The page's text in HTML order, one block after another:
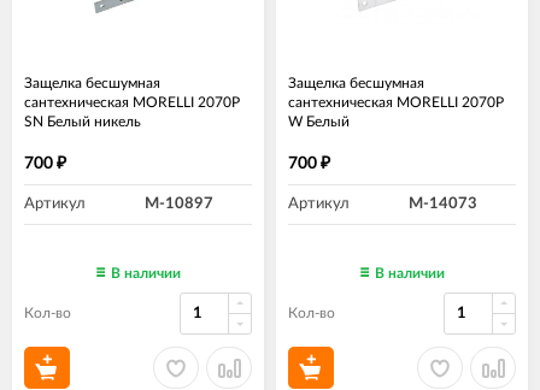
Защелка бесшумная
сантехническая MORELLI 2070P
SN Белый никель
700 ₽
Артикул M-10897
В наличии
Кол-во
Защелка бесшумная
сантехническая MORELLI 2070P
W Белый
700 ₽
Артикул M-14073
В наличии
Кол-во